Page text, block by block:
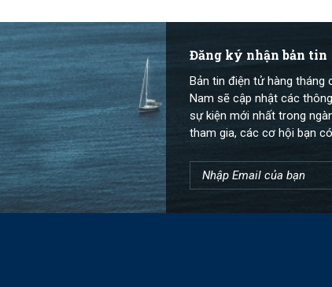
Đăng ký nhận bản tin
Bản tin điện tử hàng tháng
Nam sẽ cập nhật các
sự kiện mới nhất trong
tham gia, các cơ hội bạn